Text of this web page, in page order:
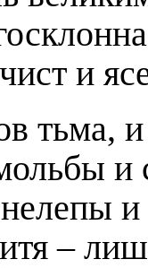
и
тьма,
и
–